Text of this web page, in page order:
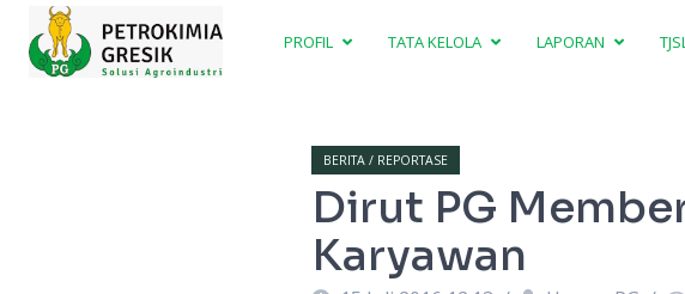
PROFIL TATA KELOLA LAPORAN TJSL
BERITA / REPORTASE
Dirut PG
Karyawan